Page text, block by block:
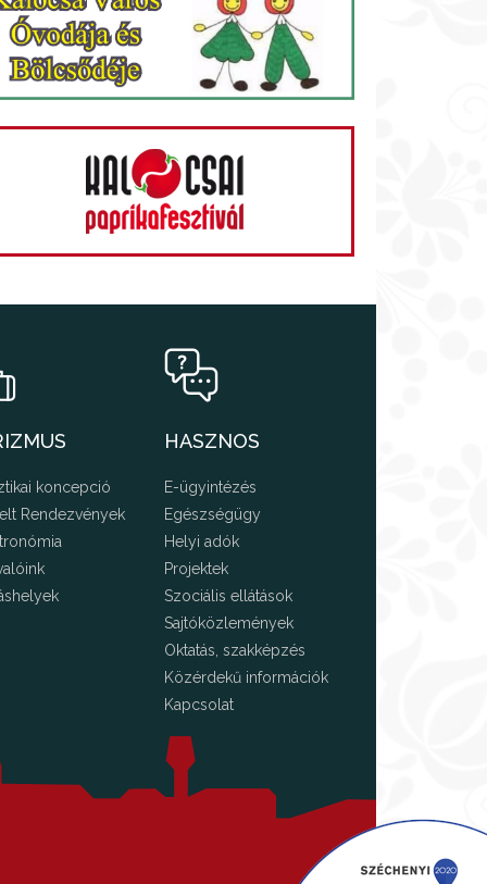
koncepció
Rendezvények
HASZNOS
E-ügyintézés
Egészségügy
Helyi adók
Projektek
Szociális ellátások
Sajtóközlemények
Oktatás, szakképzés
Közérdekű információk
Kapcsolat